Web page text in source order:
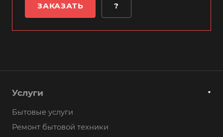
ЗАКАЗАТЬ ?
Услуги
Бытовые услуги
Ремонт бытовой техники